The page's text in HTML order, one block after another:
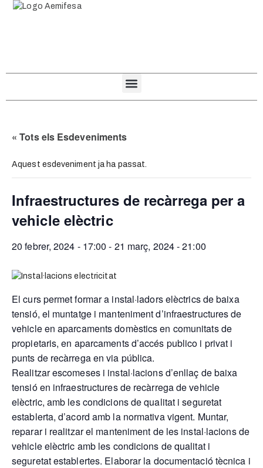
« Tots els Esdeveniments
Aquest esdeveniment ja ha passat.
Infraestructures de recàrrega per a
vehicle elèctric
20 febrer, 2024 - 17:00 - 21 març, 2024 - 21:00
El curs permet formar a instal·ladors elèctrics de baixa
tensió, el muntatge i manteniment d’infraestructures de
vehicle en aparcaments domèstics en comunitats de
propietaris, en aparcaments d’accés publico i privat i
punts de recàrrega en via pública.
Realitzar escomeses i instal·lacions d’enllaç de baixa
tensió en infraestructures de recàrrega de vehicle
elèctric, amb les condicions de qualitat i seguretat
establerta, d’acord amb la normativa vigent. Muntar,
reparar i realitzar el manteniment de les instal·lacions de
vehicle elèctric amb les condicions de qualitat i
seguretat establertes. Elaborar la documentació tècnica i